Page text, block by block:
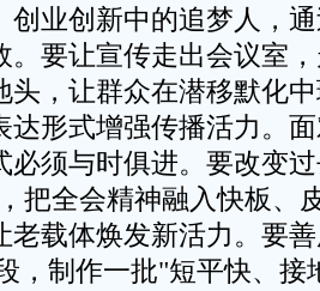
创业创新中的追梦人，
。要让宣传走出会议室
头，让群众在潜移默化
达形式增强传播活力。
必须与时俱进。要改变
把全会精神融入快板、
老载体焕发新活力。要
，制作一批"短平快、接